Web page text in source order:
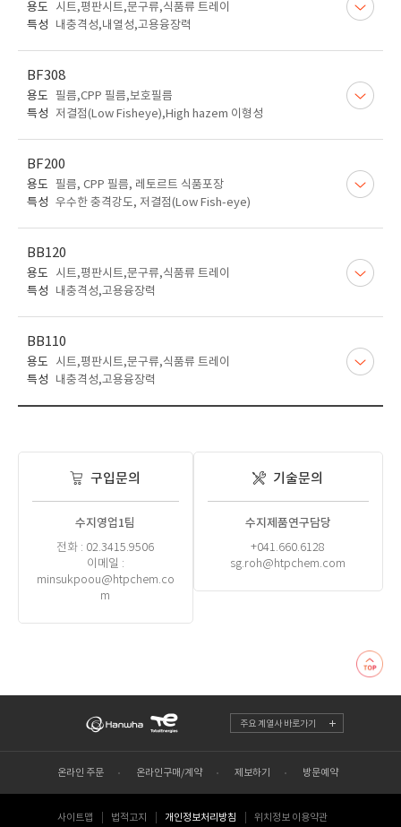
용도
시트,평판시트,문구류,식품류 트레이
특성
내충격성,내열성,고용융장력
BF308
용도 필름,CPP 필름,보호필름
특성
저결점(Low Fisheye),High hazem 이형성
BF200
용도 필름, CPP 필름, 레토르트 식품포장
특성 우수한 충격강도, 저결점(Low Fish-eye)
BB120
용도
시트,평판시트,문구류,식품류 트레이
특성
내충격성,고용융장력
BB110
용도
시트,평판시트,문구류,식품류 트레이
특성
내충격성,고용융장력
구입문의
수지영업1팀
전화 : 02.3415.9506
이메일 :
minsukpoou@htpchem.co
m
기술문의
수지제품연구담당
+041.660.6128
sg.roh@htpchem.com
주요 계열사 바로가기
온라인 주문 온라인구매/계약 제보하기 방문예약
사이트맵 법적고지 개인정보처리방침 위치정보 이용약관